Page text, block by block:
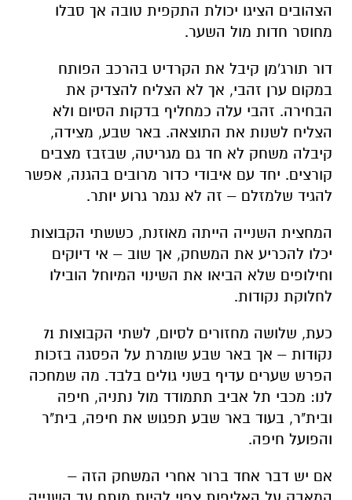
הצהובים הציגו יכולת התקפית טובה אך סבלו
מחוסר חדות מול השער.
דור תורג'מן קיבל את הקרדיט בהרכב הפותח
במקום ערן זהבי, אך לא הצליח להצדיק את
הבחירה. זהבי עלה כמחליף בדקות הסיום ולא
הצליח לשנות את התוצאה. באר שבע, מצידה,
קיבלה משחק לא חד גם מגריטה, שבזבז מצבים
קורצים. יחד עם איבודי כדור מרובים בהגנה, אפשר
להגיד שלמזלם – זה לא נגמר גרוע יותר.
המחצית השנייה הייתה מאוזנת, כששתי הקבוצות
יכלו להכריע את המשחק, אך שוב – אי דיוקים
וחילופים שלא הביאו את השינוי המיוחל הובילו
לחלוקת נקודות.
כעת, שלושה מחזורים לסיום, לשתי הקבוצות 71
נקודות – אך באר שבע שומרת על הפסגה בזכות
הפרש שערים עדיף בשני גולים בלבד. מה שמחכה
לנו: מכבי תל אביב תתמודד מול נתניה, חיפה
ובית"ר, בעוד באר שבע תפגוש את חיפה, בית"ר
והפועל חיפה.
אם יש דבר אחד ברור אחרי המשחק הזה –